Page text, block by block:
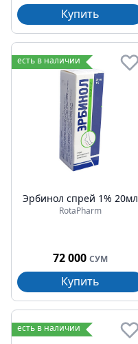
Купить
есть в наличии
Эрбинол спрей 1% 20мл
RotaPharm
72 000 СУМ
Купить
есть в наличии